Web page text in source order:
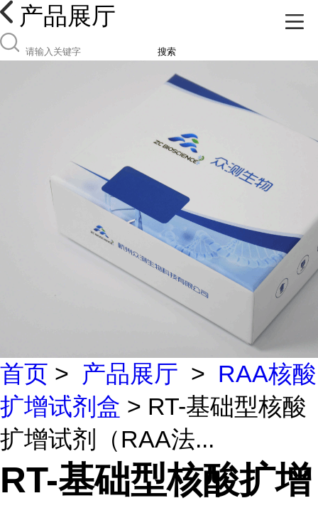
产品展厅
搜索
首页 > 产品展厅 > RAA核酸
扩增试剂盒 > RT-基础型核酸
扩增试剂（RAA法...
RT-基础型核酸扩增